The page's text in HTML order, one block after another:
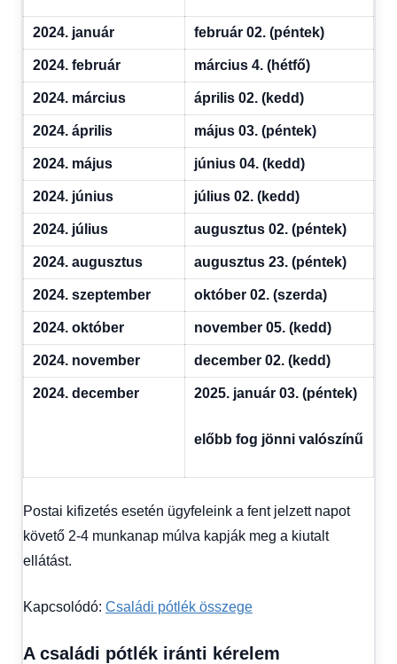
2024. január február 02. (péntek)
2024. február március 4. (hétfő)
2024. március április 02. (kedd)
2024. április május 03. (péntek)
2024. május június 04. (kedd)
2024. június július 02. (kedd)
2024. július augusztus 02. (péntek)
2024. augusztus augusztus 23. (péntek)
2024. szeptember október 02. (szerda)
2024. október november 05. (kedd)
2024. november december 02. (kedd)
2024. december 2025. január 03. (péntek)
előbb fog jönni valószínű
Postai kifizetés esetén ügyfeleink a fent jelzett napot
követő 2-4 munkanap múlva kapják meg a kiutalt
ellátást.
Kapcsolódó: Családi pótlék összege
A családi pótlék iránti kérelem